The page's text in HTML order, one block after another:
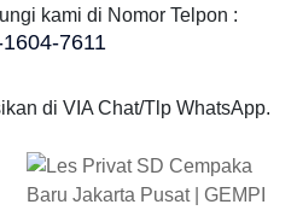
kami di Nomor Telpon :
7611
di VIA Chat/Tlp WhatsApp.